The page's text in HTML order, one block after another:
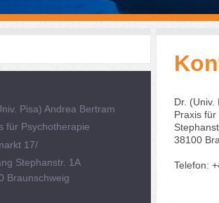
Dr. (Univ.
Praxis für
38100
Telefon:
Pisa) Andrea Bertram
für Psychotherapie
17/
Stephanstr. 1A
Braunschweig